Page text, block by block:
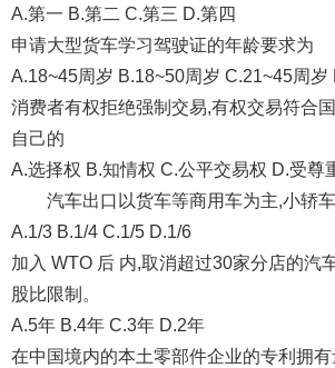
A.第一 B.第二 C.第三 D.第四
申请大型货车学习驾驶证的年龄要求为
A.18~45周岁 B.18~50周岁 C.21~45周岁
消费者有权拒绝强制交易,有权交易符合
自己的
A.选择权 B.知情权 C.公平交易权 D.受尊
汽车出口以货车等商用车为主,小轿
A.1/3 B.1/4 C.1/5 D.1/6
加入 WTO 后 内,取消超过30家分店的汽
股比限制。
A.5年 B.4年 C.3年 D.2年
在中国境内的本土零部件企业的专利拥